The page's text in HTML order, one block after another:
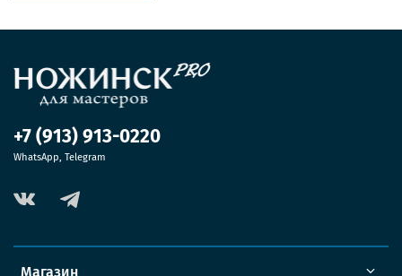
Магазин
+7 (913) 913-0220
WhatsApp, Telegram